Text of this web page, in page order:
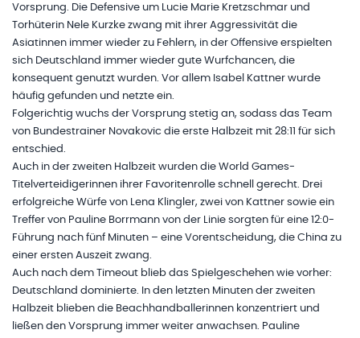
Vorsprung. Die Defensive um Lucie Marie Kretzschmar und
Torhüterin Nele Kurzke zwang mit ihrer Aggressivität die
Asiatinnen immer wieder zu Fehlern, in der Offensive erspielten
sich Deutschland immer wieder gute Wurfchancen, die
konsequent genutzt wurden. Vor allem Isabel Kattner wurde
häufig gefunden und netzte ein.
Folgerichtig wuchs der Vorsprung stetig an, sodass das Team
von Bundestrainer Novakovic die erste Halbzeit mit 28:11 für sich
entschied.
Auch in der zweiten Halbzeit wurden die World Games-
Titelverteidigerinnen ihrer Favoritenrolle schnell gerecht. Drei
erfolgreiche Würfe von Lena Klingler, zwei von Kattner sowie ein
Treffer von Pauline Borrmann von der Linie sorgten für eine 12:0-
Führung nach fünf Minuten – eine Vorentscheidung, die China zu
einer ersten Auszeit zwang.
Auch nach dem Timeout blieb das Spielgeschehen wie vorher:
Deutschland dominierte. In den letzten Minuten der zweiten
Halbzeit blieben die Beachhandballerinnen konzentriert und
ließen den Vorsprung immer weiter anwachsen. Pauline